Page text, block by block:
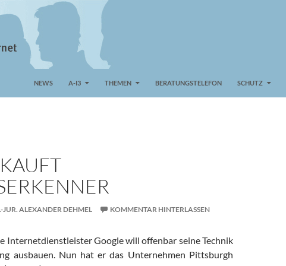
NEWS A-I3 THEMEN BERATUNGSTELEFON SCHUTZ
JUR. ALEXANDER DEHMEL KOMMENTAR HINTERLASSEN
Internetdienstleister Google will offenbar seine Technik
ausbauen. Nun hat er das Unternehmen Pittsburgh